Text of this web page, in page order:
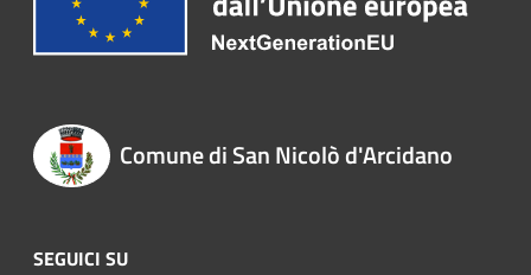
Comune di San Nicolò d'Arcidano
SEGUICI SU